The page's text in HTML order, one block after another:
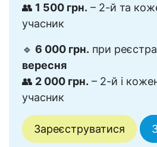
👥 1 500 грн. – 2-й та
учасник
🔹 6 000 грн. при
вересня
👥 2 000 грн. – 2-й і
учасник
Зареєструватися